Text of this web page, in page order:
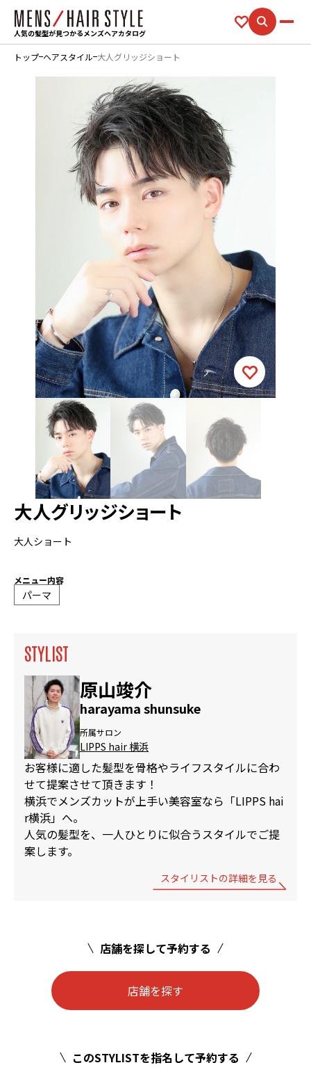
人気の髪型が見つかるメンズヘアカタログ
トップ ヘアスタイル 大人グリッジショート
大人グリッジショート
大人ショート
メニュー内容
パーマ
STYLIST
原山竣介
harayama shunsuke
所属サロン
LIPPS hair 横浜
お客様に適した髪型を骨格やライフスタイルに合わ
せて提案させて頂きます！
横浜でメンズカットが上手い美容室なら「LIPPS hai
r横浜」へ。
人気の髪型を、一人ひとりに似合うスタイルでご提
案します。
スタイリストの詳細を見る
店舗を探して予約する
店舗を探す
このSTYLISTを指名して予約する